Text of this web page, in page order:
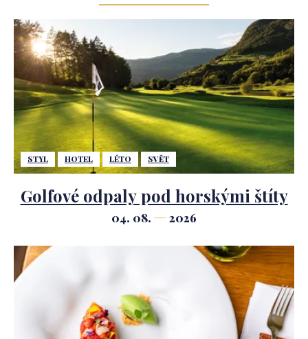
STYL HOTEL LÉTO SVĚT
Golfové odpaly pod horskými štíty
04. 08. 2026